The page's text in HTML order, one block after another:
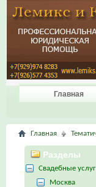
Главная
Главная
Разделы
Свадебные
Москва